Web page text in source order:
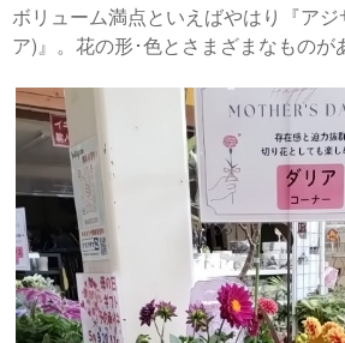
ボリューム満点といえばやはり『ア
ア)』。花の形･色とさまざまなものが